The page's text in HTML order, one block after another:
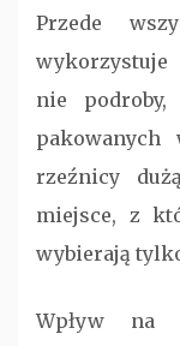
Przede
wykorzystuje
nie
pakowanych
rzeźnicy
miejsce, z
wybierają
Wpływ na